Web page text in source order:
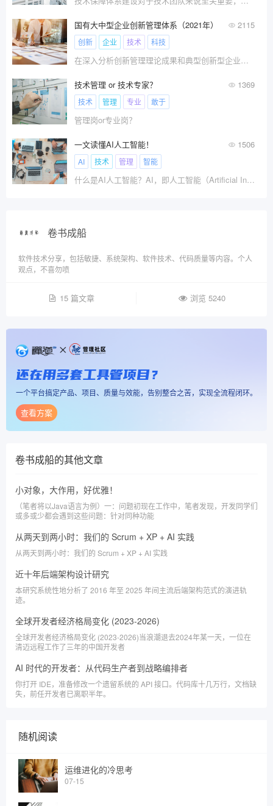
国有大中型企业创新管理体系（2021年） 2115
创新 企业 技术 科技
在深入分析创新管理理论成果和典型创新型企业案例基础上，陈劲教授团队构建了企业创新管理体系的基本结构，包括创新战略、创新组织、创新制度、创新流程、创新资源、创新生态系统和创新评估7个核心模块。
技术管理 or 技术专家？ 1369
技术 管理 专业 敢于
管理岗or专业岗？
一文读懂AI人工智能！ 1506
AI 技术 管理 智能
什么是AI人工智能？AI，即人工智能（Artificial Intelligence），是研究和开发用于模拟、延伸和扩展人的智能的理论、方法、技术及应用系统的一门新的技术科学。它涵盖了多个领域，包括但不限于机器人、语言识别、图像识别、
卷书成船
软件技术分享，包括敏捷、系统架构、软件技术、代码质量等内容。个人
观点，不喜勿喷
15 篇文章 浏览 5240
还在用多套工具管项目？
一个平台搞定产品、项目、质量与效能，告别整合之苦，实现全流程闭环。
查看方案
卷书成船的其他文章
小对象，大作用，好优雅！
（笔者将以Java语言为例）一：问题初现在工作中，笔者发现，开发同学们
或多或少都会遇到这些问题：针对同种功能
从两天到两小时：我们的 Scrum + XP + AI 实践
从两天到两小时：我们的 Scrum + XP + AI 实践
近十年后端架构设计研究
本研究系统性地分析了 2016 年至 2025 年间主流后端架构范式的演进轨
迹。
全球开发者经济格局变化 (2023-2026)
全球开发者经济格局变化 (2023-2026)当浪潮退去2024年某一天，一位在
清迈远程工作了三年的中国开发者
AI 时代的开发者：从代码生产者到战略编排者
你打开 IDE，准备修改一个遗留系统的 API 接口。代码库十几万行，文档缺
失，前任开发者已离职半年。
随机阅读
运维进化的冷思考
07-15